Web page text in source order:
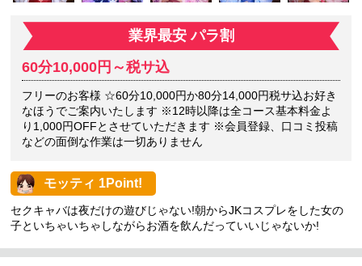
業界最安 パラ割
60分10,000円～税サ込
フリーのお客様 ☆60分10,000円か80分14,000円税サ込お好き
なほうでご案内いたします ※12時以降は全コース基本料金よ
り1,000円OFFとさせていただきます ※会員登録、口コミ投稿
などの面倒な作業は一切ありません
モッティ 1Point!
セクキャバは夜だけの遊びじゃない!朝からJKコスプレをした女の
子といちゃいちゃしながらお酒を飲んだっていいじゃないか!